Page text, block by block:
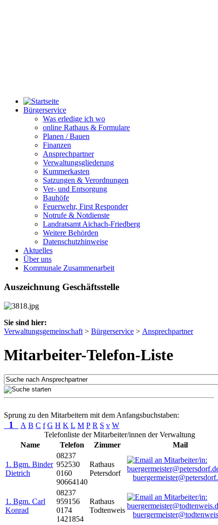
Bürgerservice
Was erledige ich wo
online Rathaus & Formulare
Planen / Bauen
Finanzen
Ansprechpartner
Verwaltungsgliederung
Kummerkasten
Satzungen & Verordnungen
Ver- und Entsorgung
Bauhöfe
Feuerwehr, First Responder
Notrufe & Notdienste
Landratsamt Aichach-Friedberg
Weitere Behörden
Datenschutzhinweise
Aktuelles
Über uns
Kommunale Zusammenarbeit
Auszeichnung Geschäftsstelle
Sie sind hier:
Verwaltungsgemeinschaft > Bürgerservice > Ansprechpartner
Mitarbeiter-Telefon-Liste
Sprung zu den Mitarbeitern mit dem Anfangsbuchstaben:
1 A B C f G H K L M P R S v W
Telefonliste der Mitarbeiter/innen der Verwaltung
Name
Telefon Zimmer Mail
1. Bgm. Binder
Dietrich
08237
952530
0160
90664140
Rathaus
Petersdorf
1. Bgm. Carl
Konrad
08237
959156
0174
1421854
Rathaus
Todtenweis